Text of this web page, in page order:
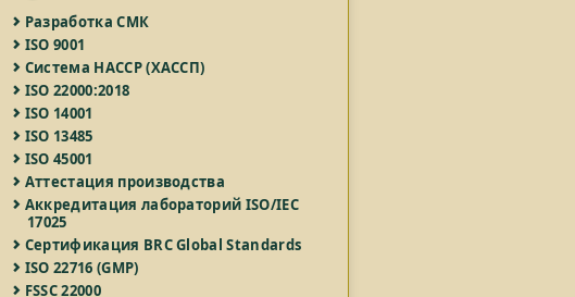
Разработка СМК
ISO 9001
Система HACCP (ХАССП)
ISO 22000:2018
ISO 14001
ISO 13485
ISO 45001
Аттестация производства
Аккредитация лабораторий ISO/IEC
17025
Сертификация BRC Global Standards
ISO 22716 (GMP)
FSSC 22000